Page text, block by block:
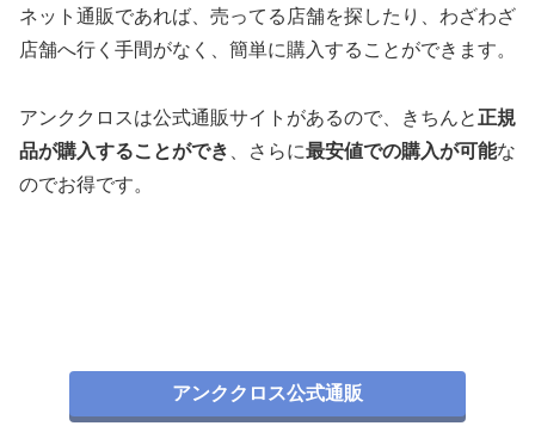
ネット通販であれば、売ってる店舗を探したり、わざわざ
店舗へ行く手間がなく、簡単に購入することができます。
アンククロスは公式通販サイトがあるので、きちんと 正規
品が購入することができ
、さらに最安値での購入が可能な
のでお得です。
アンククロス公式通販